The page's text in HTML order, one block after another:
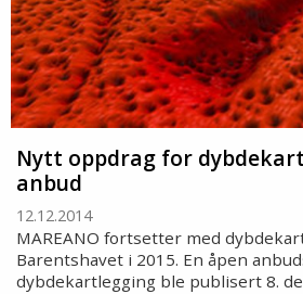
Nytt oppdrag for
anbud
12.12.2014
MAREANO fortsetter med
Barentshavet i 2015. En åpen
dybdekartlegging ble publisert 8.